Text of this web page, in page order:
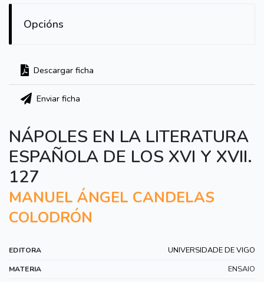
Opcións
Descargar ficha
Enviar ficha
NÁPOLES EN LA LITERATURA
ESPAÑOLA DE LOS XVI Y XVII.
127
MANUEL ÁNGEL CANDELAS
COLODRÓN
EDITORA UNIVERSIDADE DE VIGO
MATERIA ENSAIO